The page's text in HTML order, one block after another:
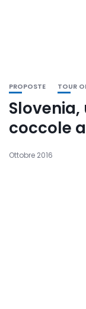
PROPOSTE TOUR
coccole
Ottobre 2016